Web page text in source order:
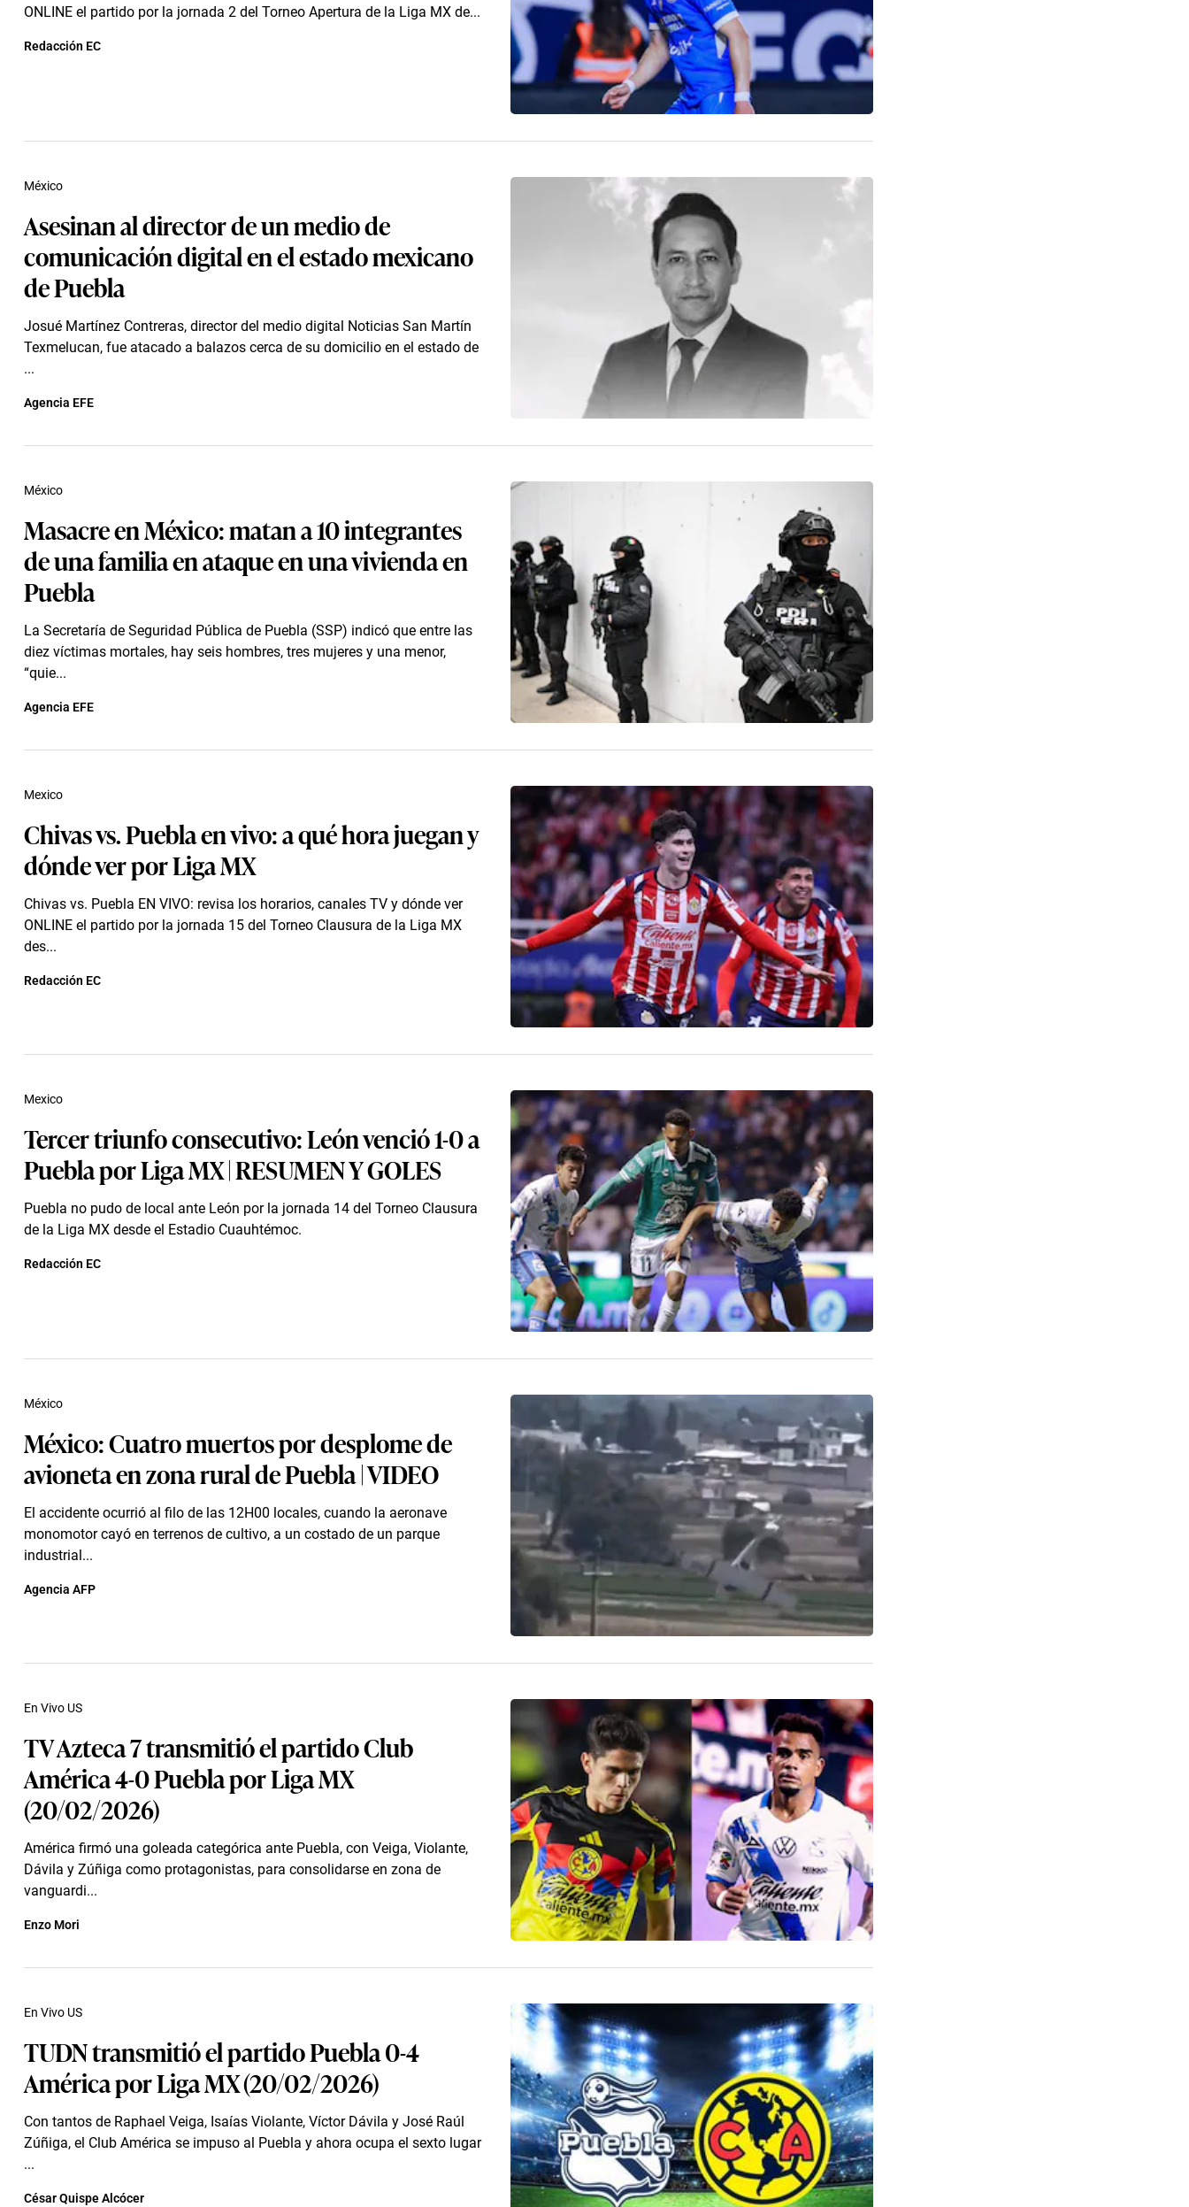
ONLINE el partido por la jornada 2 del Torneo Apertura de la Liga MX de...
Redacción EC
Asesinan al director de un medio de
comunicación digital en el estado mexicano
de Puebla
Josué Martínez Contreras, director del medio digital Noticias San Martín
Texmelucan, fue atacado a balazos cerca de su domicilio en el estado de
...
México
Agencia EFE
Masacre en México: matan a 10 integrantes
de una familia en ataque en una vivienda en
Puebla
La Secretaría de Seguridad Pública de Puebla (SSP) indicó que entre las
diez víctimas mortales, hay seis hombres, tres mujeres y una menor,
“quie...
México
Agencia EFE
Chivas vs. Puebla en vivo: a qué hora juegan y
dónde ver por Liga MX
Chivas vs. Puebla EN VIVO: revisa los horarios, canales TV y dónde ver
ONLINE el partido por la jornada 15 del Torneo Clausura de la Liga MX
des...
Mexico
Redacción EC
Tercer triunfo consecutivo: León venció 1-0 a
Puebla por Liga MX | RESUMEN Y GOLES
Puebla no pudo de local ante León por la jornada 14 del Torneo Clausura
de la Liga MX desde el Estadio Cuauhtémoc.
Mexico
Redacción EC
México: Cuatro muertos por desplome de
avioneta en zona rural de Puebla | VIDEO
El accidente ocurrió al filo de las 12H00 locales, cuando la aeronave
monomotor cayó en terrenos de cultivo, a un costado de un parque
industrial...
México
Agencia AFP
TV Azteca 7 transmitió el partido Club
América 4-0 Puebla por Liga MX
(20/02/2026)
América firmó una goleada categórica ante Puebla, con Veiga, Violante,
Dávila y Zúñiga como protagonistas, para consolidarse en zona de
vanguardi...
En Vivo US
Enzo Mori
TUDN transmitió el partido Puebla 0-4
América por Liga MX (20/02/2026)
Con tantos de Raphael Veiga, Isaías Violante, Víctor Dávila y José Raúl
Zúñiga, el Club América se impuso al Puebla y ahora ocupa el sexto lugar
...
En Vivo US
César Quispe Alcócer